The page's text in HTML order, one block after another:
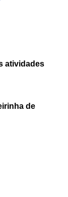
atividades
de